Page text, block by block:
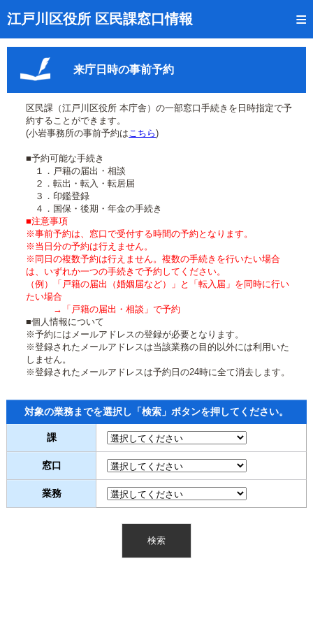
江戸川区役所 区民課窓口情報
トップページ
受付番号の呼出状況確認
証明書の交付状況確認
呼出状況のメール通知登録
来庁日時の事前予約
事前予約の確認・取消
混雑予想カレンダー
本サイトのご利用案内
来庁日時の事前予約
区民課（江戸川区役所 本庁舎）の一部窓口手続きを日時指定で予
約することができます。
(小岩事務所の事前予約はこちら)
■予約可能な手続き
１．戸籍の届出・相談
２．転出・転入・転居届
３．印鑑登録
４．国保・後期・年金の手続き
■注意事項
※事前予約は、窓口で受付する時間の予約となります。
※当日分の予約は行えません。
※同日の複数予約は行えません。複数の手続きを行いたい場合
は、いずれか一つの手続きで予約してください。
（例）「戸籍の届出（婚姻届など）」と「転入届」を同時に行い
たい場合
→「戸籍の届出・相談」で予約
■個人情報について
※予約にはメールアドレスの登録が必要となります。
※登録されたメールアドレスは当該業務の目的以外には利用いた
しません。
※登録されたメールアドレスは予約日の24時に全て消去します。
対象の業務までを選択し「検索」ボタンを押してください。
課
窓口
業務